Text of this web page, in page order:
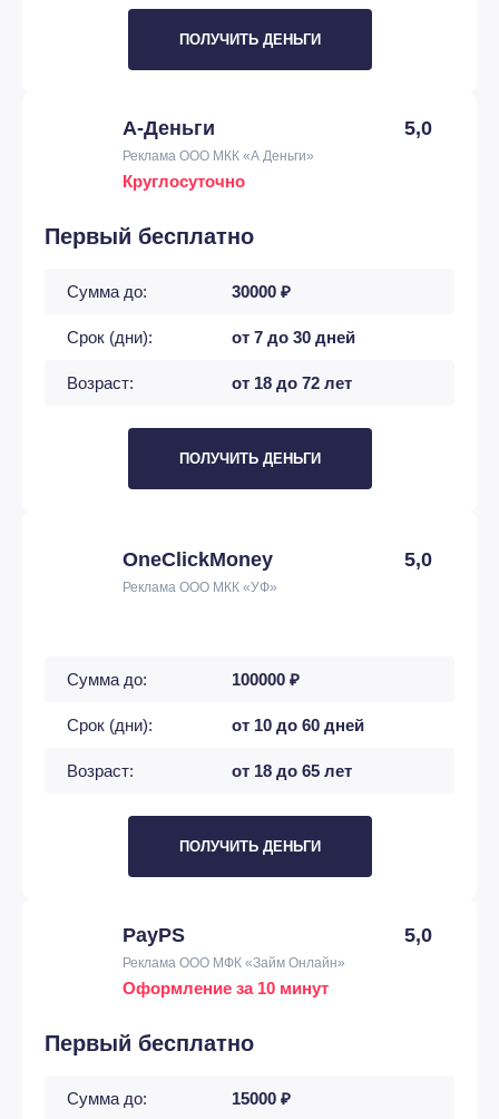
ПОЛУЧИТЬ ДЕНЬГИ
А-Деньги 5,0
Реклама ООО МКК «А Деньги»
Круглосуточно
Первый бесплатно
Сумма до: 30000 ₽
Срок (дни): от 7 до 30 дней
Возраст: от 18 до 72 лет
ПОЛУЧИТЬ ДЕНЬГИ
OneClickMoney 5,0
Реклама ООО МКК «УФ»
Сумма до: 100000 ₽
Срок (дни): от 10 до 60 дней
Возраст: от 18 до 65 лет
ПОЛУЧИТЬ ДЕНЬГИ
PayPS 5,0
Реклама ООО МФК «Займ Онлайн»
Оформление за 10 минут
Первый бесплатно
Сумма до: 15000 ₽